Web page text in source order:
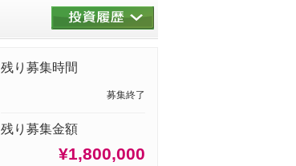
残り募集時間
募集終了
残り募集金額
¥1,800,000